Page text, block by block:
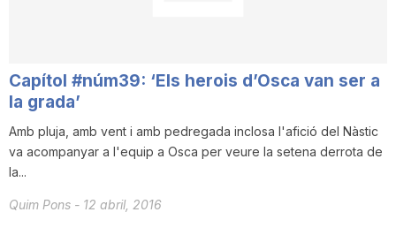
a
r
Capítol #núm39: ‘Els herois d’Osca van ser a
la grada’
Amb pluja, amb vent i amb pedregada inclosa l'afició del Nàstic
va acompanyar a l'equip a Osca per veure la setena derrota de
la...
Quim Pons - 12 abril, 2016